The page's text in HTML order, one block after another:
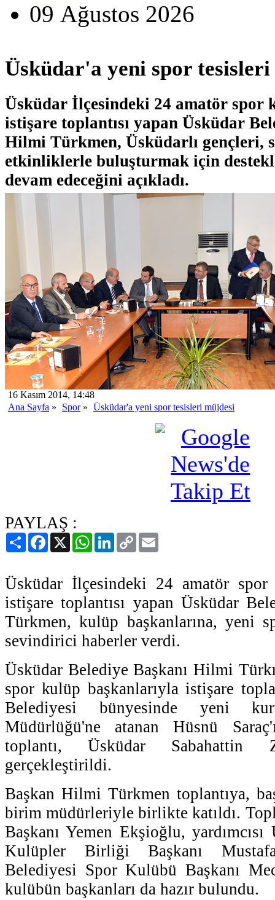
09 Ağustos 2026
Üsküdar'a yeni spor
Üsküdar İlçesindeki 24 amatör spor
istişare toplantısı yapan Üsküdar
Hilmi Türkmen, Üsküdarlı gençleri,
etkinliklerle buluşturmak için
devam edeceğini açıkladı.
16 Kasım 2014, 14:48
Ana Sayfa » Spor» Üsküdar'a yeni spor tesisleri müjdesi
PAYLAŞ :
PaylaşFacebook
X WhatsAppLinkedIn
Copy
Link
Üsküdar İlçesindeki 24 amatör spor
istişare toplantısı yapan Üsküdar
Türkmen, kulüp başkanlarına, yeni
sevindirici haberler verdi.
Üsküdar Belediye Başkanı Hilmi
spor kulüp başkanlarıyla istişare
Belediyesi bünyesinde yeni
Müdürlüğü'ne atanan Hüsnü
toplantı, Üsküdar Sabahattin
gerçekleştirildi.
Başkan Hilmi Türkmen toplantıya,
birim müdürleriyle birlikte katıldı.
Başkanı Yemen Ekşioğlu,
Kulüpler Birliği Başkanı
Belediyesi Spor Kulübü Başkanı
kulübün başkanları da hazır bulundu.